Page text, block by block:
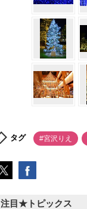
タグ #宮沢りえ
注目★トピックス